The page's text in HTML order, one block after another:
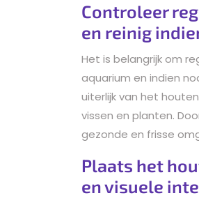
Controleer
en reinig
Het is belangrijk om
aquarium en indien
uiterlijk van het
vissen en planten.
gezonde en frisse
Plaats het
en visuele